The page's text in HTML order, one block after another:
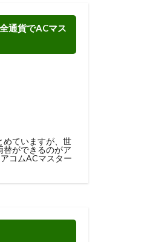
通貨でACマス
めていますが、世
替ができるのがア
アコムACマスター